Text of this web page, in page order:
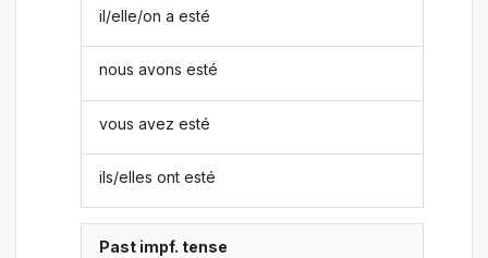
il/elle/on a esté
nous avons esté
vous avez esté
ils/elles ont esté
Past impf. tense